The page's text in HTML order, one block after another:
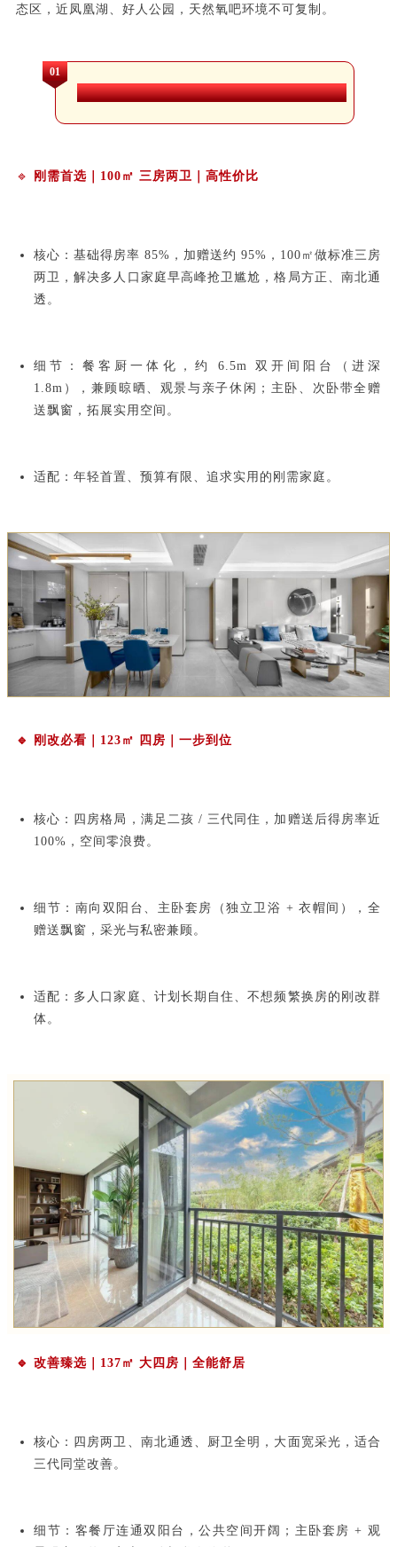
态区，近凤凰湖、好人公园，天然氧吧环境不可复制。
01
全户型矩阵：覆盖全龄段，每类家庭都适配
🔹 刚需首选｜100㎡ 三房两卫｜高性价比
核心：基础得房率 85%，加赠送约 95%，100㎡做标准三房
两卫，解决多人口家庭早高峰抢卫尴尬，格局方正、南北通
透。
细节：餐客厨一体化，约 6.5m 双开间阳台（进深
1.8m），兼顾晾晒、观景与亲子休闲；主卧、次卧带全赠
送飘窗，拓展实用空间。
适配：年轻首置、预算有限、追求实用的刚需家庭。
🔹 刚改必看｜123㎡ 四房｜一步到位
核心：四房格局，满足二孩 / 三代同住，加赠送后得房率近
100%，空间零浪费。
细节：南向双阳台、主卧套房（独立卫浴 + 衣帽间），全
赠送飘窗，采光与私密兼顾。
适配：多人口家庭、计划长期自住、不想频繁换房的刚改群
体。
🔹 改善臻选｜137㎡ 大四房｜全能舒居
核心：四房两卫、南北通透、厨卫全明，大面宽采光，适合
三代同堂改善。
细节：客餐厅连通双阳台，公共空间开阔；主卧套房 + 观